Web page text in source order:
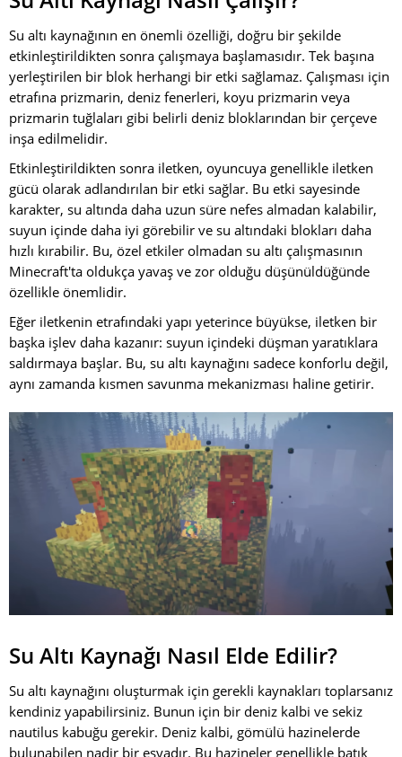
Su altı kaynağının en önemli özelliği, doğru bir şekilde
etkinleştirildikten sonra çalışmaya başlamasıdır. Tek başına
yerleştirilen bir blok herhangi bir etki sağlamaz. Çalışması için
etrafına prizmarin, deniz fenerleri, koyu prizmarin veya
prizmarin tuğlaları gibi belirli deniz bloklarından bir çerçeve
inşa edilmelidir.
Etkinleştirildikten sonra iletken, oyuncuya genellikle iletken
gücü olarak adlandırılan bir etki sağlar. Bu etki sayesinde
karakter, su altında daha uzun süre nefes almadan kalabilir,
suyun içinde daha iyi görebilir ve su altındaki blokları daha
hızlı kırabilir. Bu, özel etkiler olmadan su altı çalışmasının
Minecraft'ta oldukça yavaş ve zor olduğu düşünüldüğünde
özellikle önemlidir.
Eğer iletkenin etrafındaki yapı yeterince büyükse, iletken bir
başka işlev daha kazanır: suyun içindeki düşman yaratıklara
saldırmaya başlar. Bu, su altı kaynağını sadece konforlu değil,
aynı zamanda kısmen savunma mekanizması haline getirir.
Su Altı Kaynağı Nasıl Elde Edilir?
Su altı kaynağını oluşturmak için gerekli kaynakları toplarsanız
kendiniz yapabilirsiniz. Bunun için bir deniz kalbi ve sekiz
nautilus kabuğu gerekir. Deniz kalbi, gömülü hazinelerde
bulunabilen nadir bir eşyadır. Bu hazineler genellikle batık